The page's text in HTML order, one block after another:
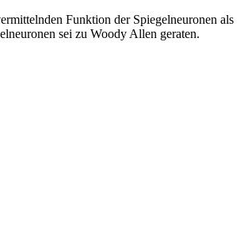
Funktion der Spiegelneuronen als
sei zu Woody Allen geraten.